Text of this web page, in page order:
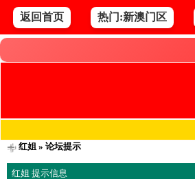
返回首页 热门:新澳门区
红姐» 论坛提示
红姐 提示信息